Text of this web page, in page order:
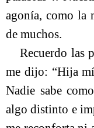
agonía, como la
de muchos.
Recuerdo las
me dijo: “Hija
Nadie sabe
algo distinto e